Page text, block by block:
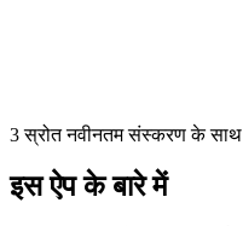
3 स्रोत नवीनतम संस्करण के साथ
इस ऐप के बारे में